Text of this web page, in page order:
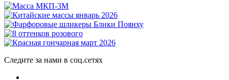
Следите за нами в соц.сетях